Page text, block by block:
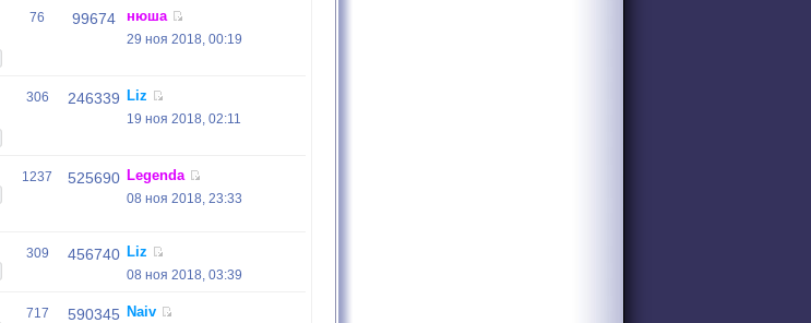
76 99674 нюша
29 ноя 2018, 00:19
306 246339 Liz
19 ноя 2018, 02:11
1237 525690 Legenda
08 ноя 2018, 23:33
309 456740 Liz
08 ноя 2018, 03:39
717 590345 Naiv